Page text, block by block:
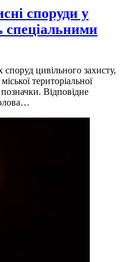
споруди у
спеціальними
цивільного захисту,
територіальної
Відповідне